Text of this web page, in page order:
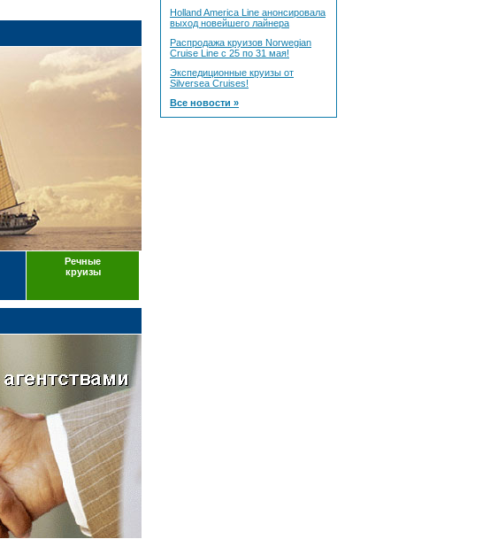
Речные
круизы
Holland America Line анонсировала
выход новейшего лайнера
Распродажа круизов Norwegian
Cruise Line с 25 по 31 мая!
Экспедиционные круизы от
Silversea Cruises!
Все новости »